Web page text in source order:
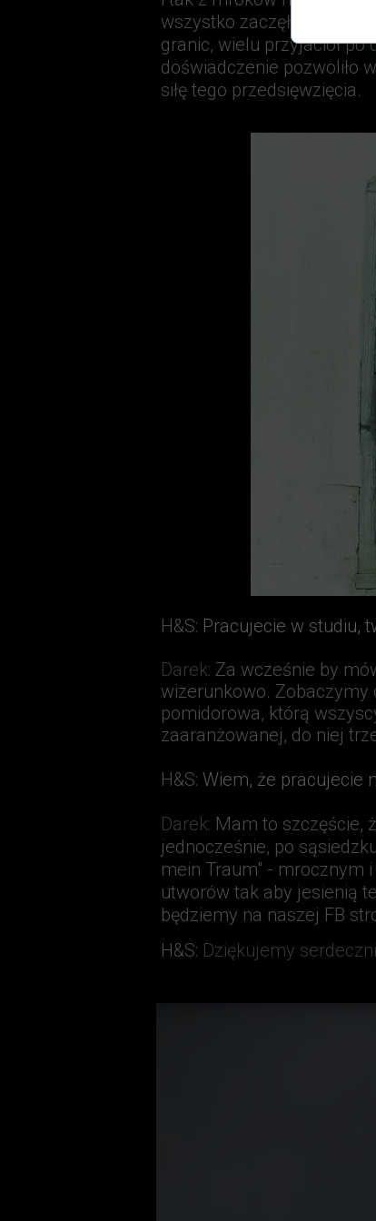
wszystko zaczęło być
granic, wielu przyjaciół
doświadczenie pozwoliło
siłę tego przedsięwzięcia.
H&S: Pracujecie w studiu,
Darek: Za wcześnie by
wizerunkowo. Zobaczymy
pomidorowa, którą
zaaranżowanej, do niej
H&S: Wiem, że pracujecie
Darek: Mam to szczęście,
jednocześnie, po
mein Traum" - mrocznym
utworów tak aby jesienią
będziemy na naszej FB
H&S: Dziękujemy